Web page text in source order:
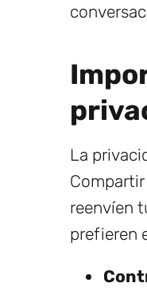
La
reenvíen
prefieren